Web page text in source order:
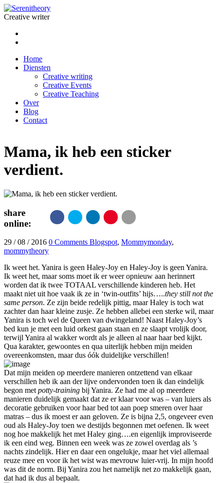
Creative writer
Home
Diensten
Creative writing
Creative Events
Creative Teaching
Over
Blog
Contact
Mama, ik heb een sticker
verdient.
share
online:
29 /08 / 2016 0 Comments Blogspot, Mommymonday,
mommytheory
Ik weet het. Yanira is geen Haley-Joy en Haley-Joy is geen Yanira.
Ik weet het, maar soms moet ik er weer opnieuw aan herinnert
worden dat ik twee TOTAAL verschillende kinderen heb. Het
maakt niet uit hoe vaak ik ze in ‘twin-outfits’ hijs…..they still not the
same person. Ze zijn beide redelijk pittig, maar Haley is toch wat
zachter dan haar kleine zusje. Ze hebben allebei een sterke wil, maar
Yanira is toch wel de Queen van dwingeland! Naast Haley-Joy’s
bed kun je met een luid orkest gaan staan en ze slaapt vrolijk door,
terwijl Yanira al wakker wordt als je alleen al naar haar bed kijkt.
Qua karakter, gewoontes en qua uiterlijk hebben mijn meiden
overeenkomsten, maar dus óók duidelijke verschillen!
Dat mijn meiden op meerdere manieren ontzettend van elkaar
verschillen heb ik aan der lijve ondervonden toen ik dan eindelijk
begon met potty-training bij Yanira. Ze had me al op meerdere
manieren duidelijk gemaakt dat ze er klaar voor was – van luiers als
decoratie gebruiken voor haar bed tot aan poep smeren over haar
matras – dus ik moest er aan geloven. Ze is bijna 2,5, ongeveer even
oud als Haley-Joy toen we destijds begonnen met oefenen. Ik weet
nog hoe makkelijk het met Haley ging….en eigenlijk improviseerde
ik een eind weg. Binnen een week was ze zowel overdag als ’s
nachts zindelijk. Hier en daar een ongelukje, maar het viel allemaal
reuze mee en voor ik het wist was mevrouw luier-vrij. In mijn hoofd
was dit de norm. Bij Yanira zou het namelijk net zo makkelijk gaan,
dat had ik dus al bepaalt.